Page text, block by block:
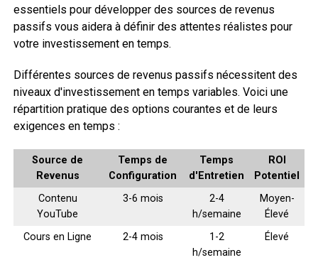
essentiels pour développer des sources de revenus
passifs vous aidera à définir des attentes réalistes pour
votre investissement en temps.
Différentes sources de revenus passifs nécessitent des
niveaux d'investissement en temps variables. Voici une
répartition pratique des options courantes et de leurs
exigences en temps :
Source de
Revenus
Temps de
Configuration
Temps
d'Entretien
ROI
Potentiel
Contenu
YouTube
3-6 mois
2-4
h/semaine
Moyen-
Élevé
Cours en Ligne
2-4 mois
1-2
h/semaine
Élevé